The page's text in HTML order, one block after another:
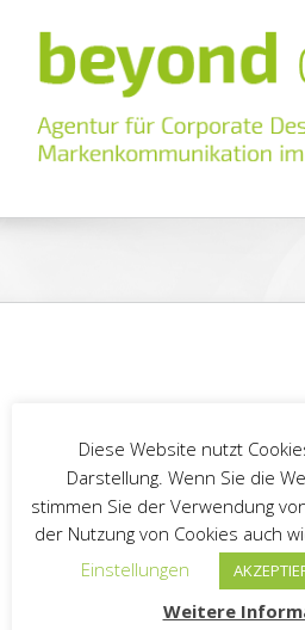
springen
Diese Website nutzt
Darstellung. Wenn Sie die
stimmen Sie der Verwendung
der Nutzung von Cookies auch
Einstellungen
Weitere